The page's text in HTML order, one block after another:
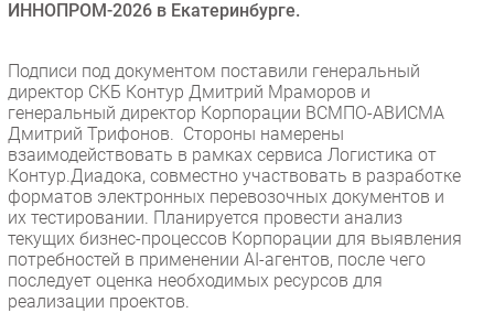
Безопасность
Инновации
CIO/Управление ИТ
Гаджеты
Здоровье
РАЗДЕЛЫ
ИННОПРОМ-2026 в Екатеринбурге.
Подписи под документом поставили генеральный
директор СКБ Контур Дмитрий Мраморов и
генеральный директор Корпорации ВСМПО-АВИСМА
Дмитрий Трифонов. Стороны намерены
взаимодействовать в рамках сервиса Логистика от
Контур.Диадока, совместно участвовать в разработке
форматов электронных перевозочных документов и
их тестировании. Планируется провести анализ
текущих бизнес-процессов Корпорации для выявления
потребностей в применении AI-агентов, после чего
последует оценка необходимых ресурсов для
реализации проектов.